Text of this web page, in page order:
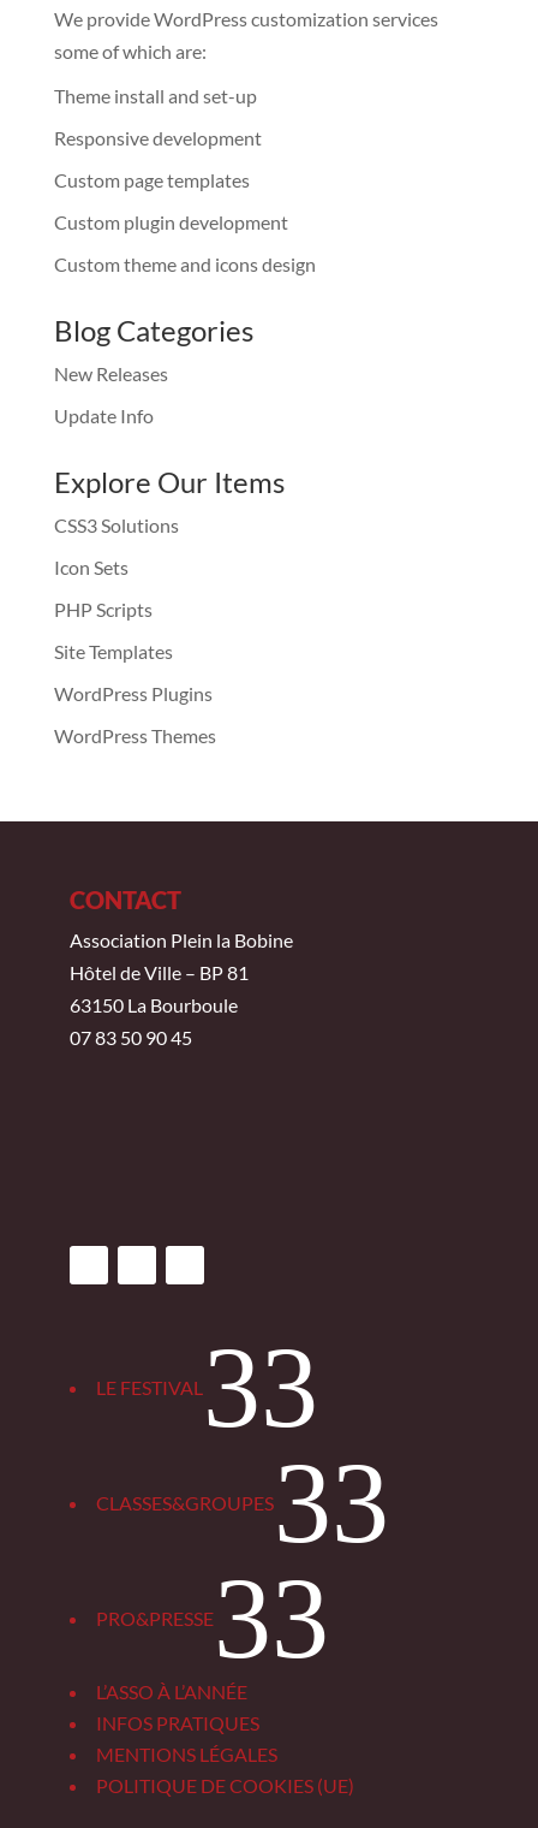
We provide WordPress customization services
some of which are:
Theme install and set-up
Responsive development
Custom page templates
Custom plugin development
Custom theme and icons design
Blog Categories
New Releases
Update Info
Explore Our Items
CSS3 Solutions
Icon Sets
PHP Scripts
Site Templates
WordPress Plugins
WordPress Themes
CONTACT
Association Plein la Bobine
Hôtel de Ville – BP 81
63150 La Bourboule
07 83 50 90 45
LE FESTIVAL 3
CLASSES&GROUPES 3
PRO&PRESSE 3
L’ASSO À L’ANNÉE
INFOS PRATIQUES
MENTIONS LÉGALES
POLITIQUE DE COOKIES (UE)